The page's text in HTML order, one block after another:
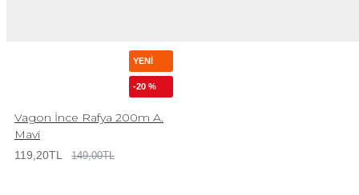
YENI
-20 %
Vagon İnce Rafya 200m A.
Mavi
119,20TL 149,00TL